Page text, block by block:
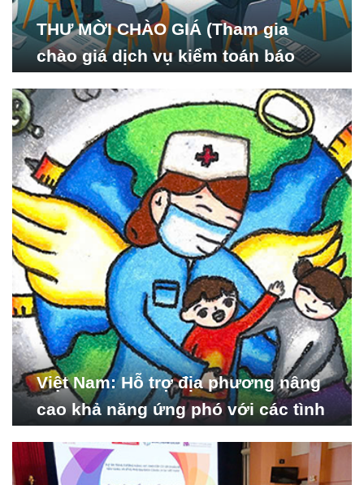
THƯ MỜI CHÀO GIÁ (Tham gia
chào giá dịch vụ kiểm toán báo
Nghiên cứu Phát triển Xã
hội_ISDS)
Việt Nam: Hỗ trợ địa phương nâng
cao khả năng ứng phó với các tình